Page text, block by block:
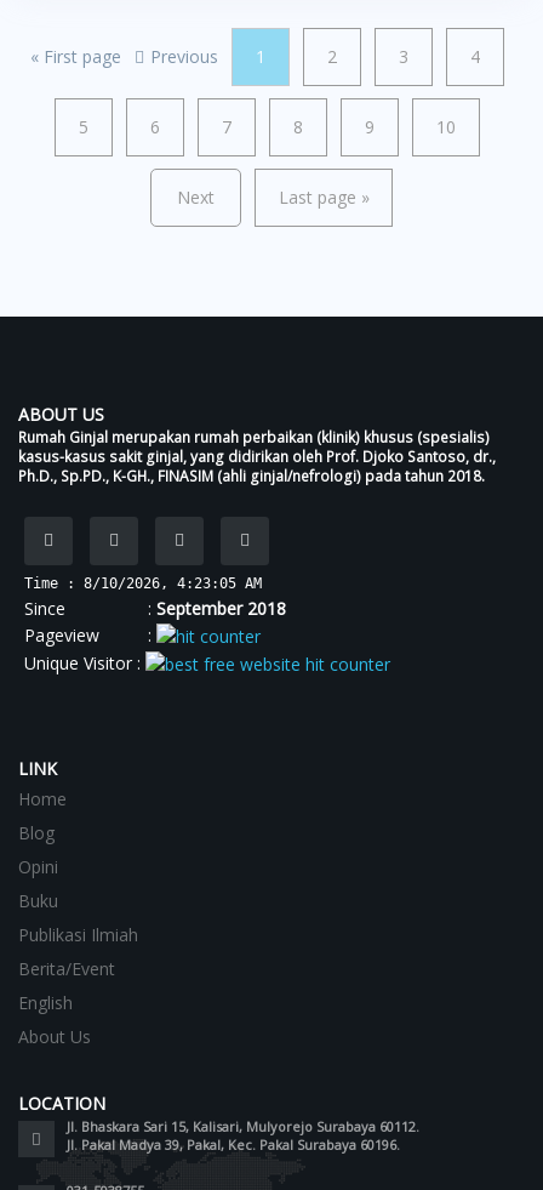
« First page Previous 1 2 3 4
5 6 7 8 9 10
Next Last page »
ABOUT US
Rumah Ginjal merupakan rumah perbaikan (klinik) khusus (spesialis)
kasus-kasus sakit ginjal, yang didirikan oleh Prof. Djoko Santoso, dr.,
Ph.D., Sp.PD., K-GH., FINASIM (ahli ginjal/nefrologi) pada tahun 2018.
Time : 8/10/2026, 4:23:05 AM
Since : September 2018
Pageview :
Unique Visitor :
LINK
Home
Blog
Opini
Buku
Publikasi Ilmiah
Berita/Event
English
About Us
LOCATION
Jl. Bhaskara Sari 15, Kalisari, Mulyorejo Surabaya 60112.
Jl. Pakal Madya 39, Pakal, Kec. Pakal Surabaya 60196.